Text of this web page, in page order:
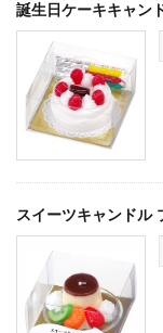
誕生日ケーキキャン
スイーツキャンドル